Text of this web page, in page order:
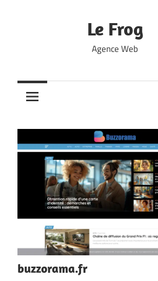
Le Frog
Agence Web
buzzorama.fr